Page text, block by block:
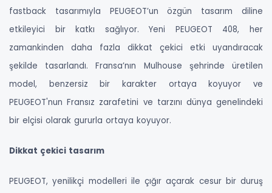
fastback tasarımıyla PEUGEOT’un özgün tasarım diline
etkileyici bir katkı sağlıyor. Yeni PEUGEOT 408, her
zamankinden daha fazla dikkat çekici etki uyandıracak
şekilde tasarlandı. Fransa’nın Mulhouse şehrinde üretilen
model, benzersiz bir karakter ortaya koyuyor ve
PEUGEOT'nun Fransız zarafetini ve tarzını dünya genelindeki
bir elçisi olarak gururla ortaya koyuyor.
Dikkat çekici tasarım
PEUGEOT, yenilikçi modelleri ile çığır açarak cesur bir duruş